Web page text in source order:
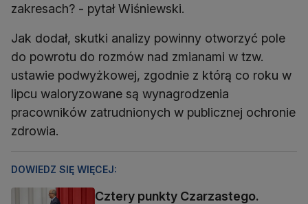
zakresach? - pytał Wiśniewski.
Jak dodał, skutki analizy powinny otworzyć pole
do powrotu do rozmów nad zmianami w tzw.
ustawie podwyżkowej, zgodnie z którą co roku w
lipcu waloryzowane są wynagrodzenia
pracowników zatrudnionych w publicznej ochronie
zdrowia.
DOWIEDZ SIĘ WIĘCEJ:
Cztery punkty Czarzastego.